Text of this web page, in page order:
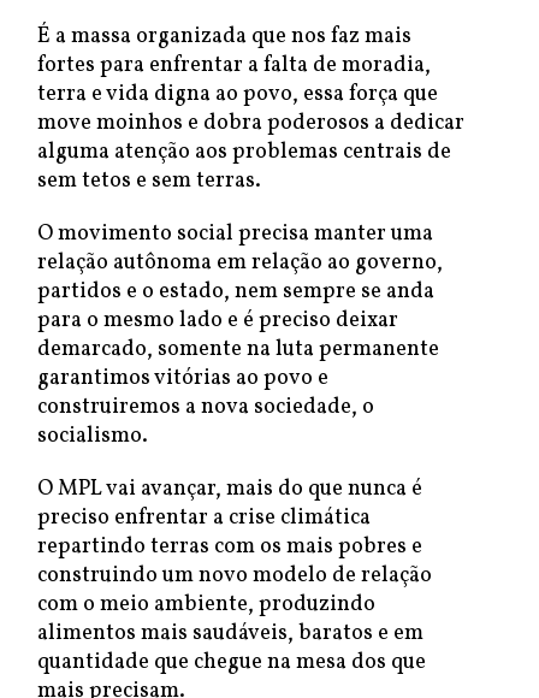
É a massa organizada que nos faz mais
fortes para enfrentar a falta de moradia,
terra e vida digna ao povo, essa força que
move moinhos e dobra poderosos a dedicar
alguma atenção aos problemas centrais de
sem tetos e sem terras.
O movimento social precisa manter uma
relação autônoma em relação ao governo,
partidos e o estado, nem sempre se anda
para o mesmo lado e é preciso deixar
demarcado, somente na luta permanente
garantimos vitórias ao povo e
construiremos a nova sociedade, o
socialismo.
O MPL vai avançar, mais do que nunca é
preciso enfrentar a crise climática
repartindo terras com os mais pobres e
construindo um novo modelo de relação
com o meio ambiente, produzindo
alimentos mais saudáveis, baratos e em
quantidade que chegue na mesa dos que
mais precisam.